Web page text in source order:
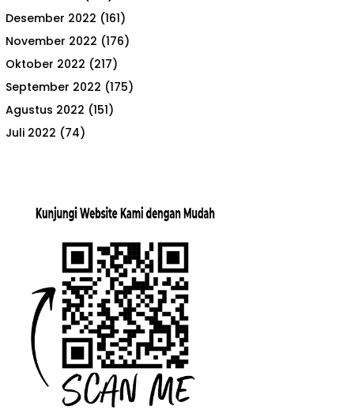
Desember 2022 (161)
November 2022 (176)
Oktober 2022 (217)
September 2022 (175)
Agustus 2022 (151)
Juli 2022 (74)